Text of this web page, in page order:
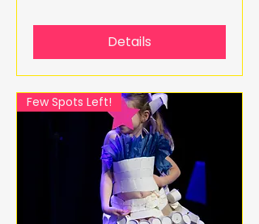
Details
Few Spots Left!